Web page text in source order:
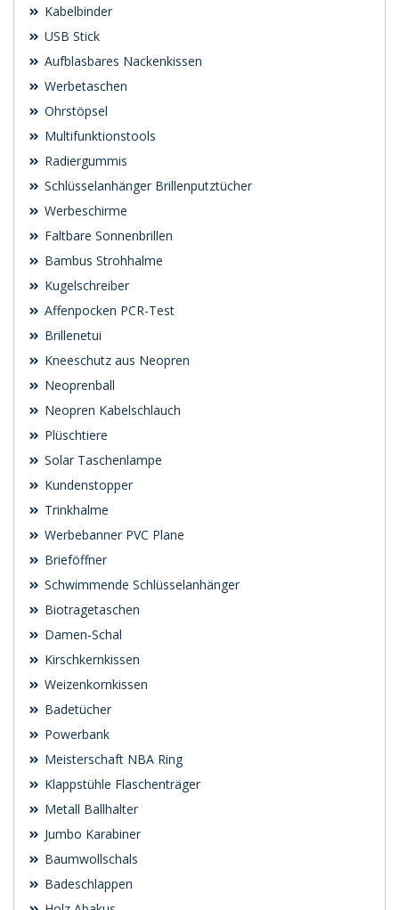
Kabelbinder
USB Stick
Aufblasbares Nackenkissen
Werbetaschen
Ohrstöpsel
Multifunktionstools
Radiergummis
Schlüsselanhänger Brillenputztücher
Werbeschirme
Faltbare Sonnenbrillen
Bambus Strohhalme
Kugelschreiber
Affenpocken PCR-Test
Brillenetui
Kneeschutz aus Neopren
Neoprenball
Neopren Kabelschlauch
Plüschtiere
Solar Taschenlampe
Kundenstopper
Trinkhalme
Werbebanner PVC Plane
Brieföffner
Schwimmende Schlüsselanhänger
Biotragetaschen
Damen-Schal
Kirschkernkissen
Weizenkornkissen
Badetücher
Powerbank
Meisterschaft NBA Ring
Klappstühle Flaschenträger
Metall Ballhalter
Jumbo Karabiner
Baumwollschals
Badeschlappen